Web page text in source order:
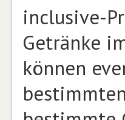
inclusive-
Getränke
können